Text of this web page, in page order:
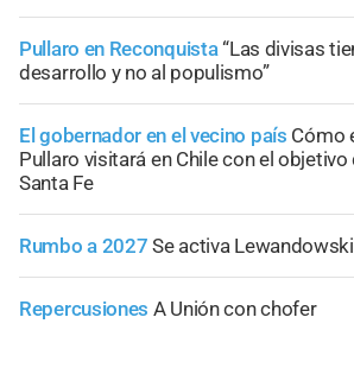
Pullaro en Reconquista“Las divisas
desarrollo y no al populismo”
El gobernador en el vecino país Cómo
Pullaro visitará en Chile con el
Santa Fe
Rumbo a 2027 Se activa Lewandowski
Repercusiones A Unión con chofer